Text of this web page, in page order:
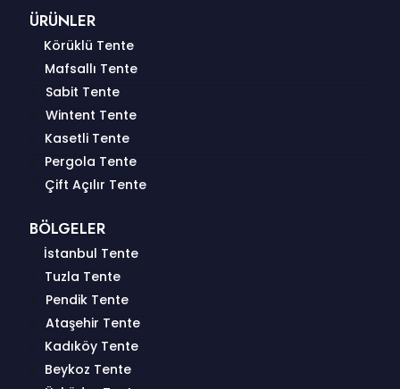
ÜRÜNLER
Körüklü Tente
Mafsallı Tente
Sabit Tente
Wintent Tente
Kasetli Tente
Pergola Tente
Çift Açılır Tente
BÖLGELER
İstanbul Tente
Tuzla Tente
Pendik Tente
Ataşehir Tente
Kadıköy Tente
Beykoz Tente